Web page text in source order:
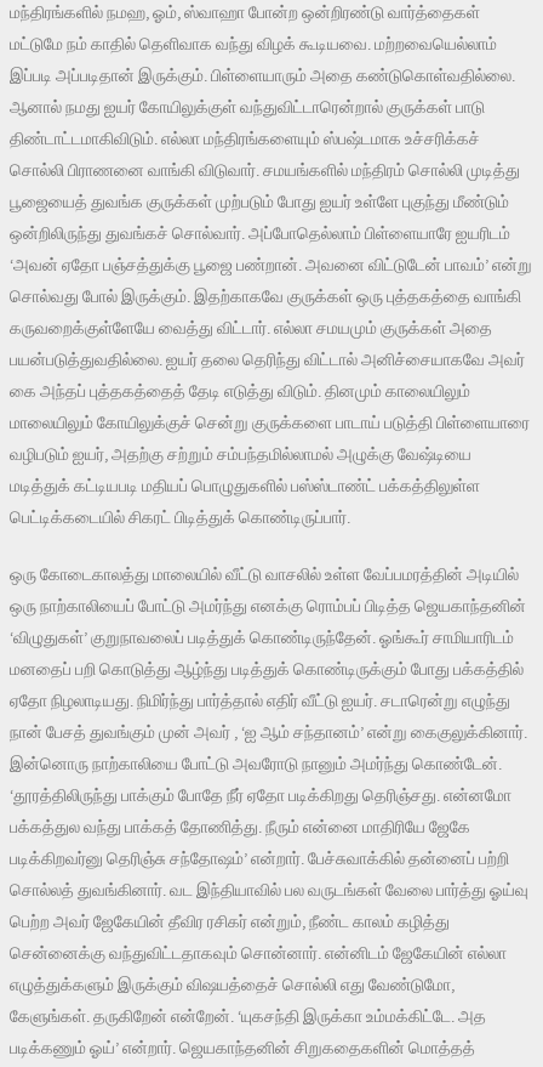
மந்திரங்களில் நமஹ, ஓம், ஸ்வாஹா போன்ற ஒன்றிரண்டு வார்த்தைகள்
மட்டுமே நம் காதில் தெளிவாக வந்து விழக் கூடியவை. மற்றவையெல்லாம்
இப்படி அப்படிதான் இருக்கும். பிள்ளையாரும் அதை கண்டுகொள்வதில்லை.
ஆனால் நமது ஐயர் கோயிலுக்குள் வந்துவிட்டாரென்றால் குருக்கள் பாடு
திண்டாட்டமாகிவிடும். எல்லா மந்திரங்களையும் ஸ்பஷ்டமாக உச்சரிக்கச்
சொல்லி பிராணனை வாங்கி விடுவார். சமயங்களில் மந்திரம் சொல்லி முடித்து
பூஜையைத் துவங்க குருக்கள் முற்படும் போது ஐயர் உள்ளே புகுந்து மீண்டும்
ஒன்றிலிருந்து துவங்கச் சொல்வார். அப்போதெல்லாம் பிள்ளையாரே ஐயரிடம்
‘அவன் ஏதோ பஞ்சத்துக்கு பூஜை பண்றான். அவனை விட்டுடேன் பாவம்’ என்று
சொல்வது போல் இருக்கும். இதற்காகவே குருக்கள் ஒரு புத்தகத்தை வாங்கி
கருவறைக்குள்ளேயே வைத்து விட்டார். எல்லா சமயமும் குருக்கள் அதை
பயன்படுத்துவதில்லை. ஐயர் தலை தெரிந்து விட்டால் அனிச்சையாகவே அவர்
கை அந்தப் புத்தகத்தைத் தேடி எடுத்து விடும். தினமும் காலையிலும்
மாலையிலும் கோயிலுக்குச் சென்று குருக்களை பாடாய் படுத்தி பிள்ளையாரை
வழிபடும் ஐயர், அதற்கு சற்றும் சம்பந்தமில்லாமல் அழுக்கு வேஷ்டியை
மடித்துக் கட்டியபடி மதியப் பொழுதுகளில் பஸ்ஸ்டாண்ட் பக்கத்திலுள்ள
பெட்டிக்கடையில் சிகரட் பிடித்துக் கொண்டிருப்பார்.
ஒரு கோடைகாலத்து மாலையில் வீட்டு வாசலில் உள்ள வேப்பமரத்தின் அடியில்
ஒரு நாற்காலியைப் போட்டு அமர்ந்து எனக்கு ரொம்பப் பிடித்த ஜெயகாந்தனின்
‘விழுதுகள்’ குறுநாவலைப் படித்துக் கொண்டிருந்தேன். ஓங்கூர் சாமியாரிடம்
மனதைப் பறி கொடுத்து ஆழ்ந்து படித்துக் கொண்டிருக்கும் போது பக்கத்தில்
ஏதோ நிழலாடியது. நிமிர்ந்து பார்த்தால் எதிர் வீட்டு ஐயர். சடாரென்று எழுந்து
நான் பேசத் துவங்கும் முன் அவர் , ‘ஐ ஆம் சந்தானம்’ என்று கைகுலுக்கினார்.
இன்னொரு நாற்காலியை போட்டு அவரோடு நானும் அமர்ந்து கொண்டேன்.
‘தூரத்திலிருந்து பாக்கும் போதே நீர் ஏதோ படிக்கிறது தெரிஞ்சது. என்னமோ
பக்கத்துல வந்து பாக்கத் தோணித்து. நீரும் என்னை மாதிரியே ஜேகே
படிக்கிறவர்னு தெரிஞ்சு சந்தோஷம்’ என்றார். பேச்சுவாக்கில் தன்னைப் பற்றி
சொல்லத் துவங்கினார். வட இந்தியாவில் பல வருடங்கள் வேலை பார்த்து ஓய்வு
பெற்ற அவர் ஜேகேயின் தீவிர ரசிகர் என்றும், நீண்ட காலம் கழித்து
சென்னைக்கு வந்துவிட்டதாகவும் சொன்னார். என்னிடம் ஜேகேயின் எல்லா
எழுத்துக்களும் இருக்கும் விஷயத்தைச் சொல்லி எது வேண்டுமோ,
கேளுங்கள். தருகிறேன் என்றேன். ‘யுகசந்தி இருக்கா உம்மக்கிட்டே. அத
படிக்கணும் ஓய்’ என்றார். ஜெயகாந்தனின் சிறுகதைகளின் மொத்தத்